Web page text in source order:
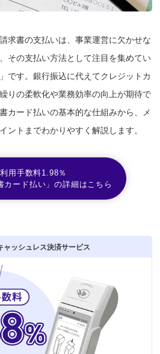
求書の支払いは、事業運営に欠かせな
その支払い方法として注目を集めてい
です。銀行振込に代えてクレジットカ
りの柔軟化や業務効率の向上が期待で
カード払いの基本的な仕組みから、メ
ントまでわかりやすく解説します。
用手数料1.98％
カード払い」の詳細はこちら
ャッシュレス決済サービス